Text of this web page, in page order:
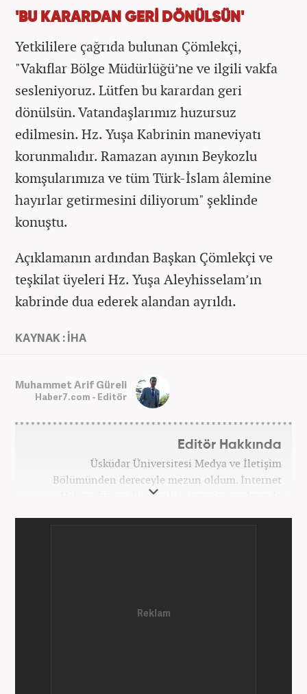
'BU KARARDAN GERİ DÖNÜLSÜN'
Yetkililere çağrıda bulunan Çömlekçi,
"Vakıflar Bölge Müdürlüğü’ne ve ilgili vakfa
sesleniyoruz. Lütfen bu karardan geri
dönülsün. Vatandaşlarımız huzursuz
edilmesin. Hz. Yuşa Kabrinin maneviyatı
korunmalıdır. Ramazan ayının Beykozlu
komşularımıza ve tüm Türk-İslam âlemine
hayırlar getirmesini diliyorum" şeklinde
konuştu.
Açıklamanın ardından Başkan Çömlekçi ve
teşkilat üyeleri Hz. Yuşa Aleyhisselam’ın
kabrinde dua ederek alandan ayrıldı.
KAYNAK : İHA
Muhammet Arif Güreli
Haber7.com - Editör
Editör Hakkında
Üsküdar Üniversitesi Medya ve İletişim
Bölümünden dereceyle mezun oldum. İnternet
Haberciliğine ilk olarak üniversite sıralarında
grafik ve video hazırladım. Kariyerime Haber7'de